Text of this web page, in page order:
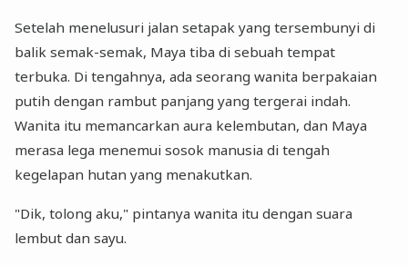
Setelah menelusuri jalan setapak yang tersembunyi di
balik semak-semak, Maya tiba di sebuah tempat
terbuka. Di tengahnya, ada seorang wanita berpakaian
putih dengan rambut panjang yang tergerai indah.
Wanita itu memancarkan aura kelembutan, dan Maya
merasa lega menemui sosok manusia di tengah
kegelapan hutan yang menakutkan.
"Dik, tolong aku," pintanya wanita itu dengan suara
lembut dan sayu.